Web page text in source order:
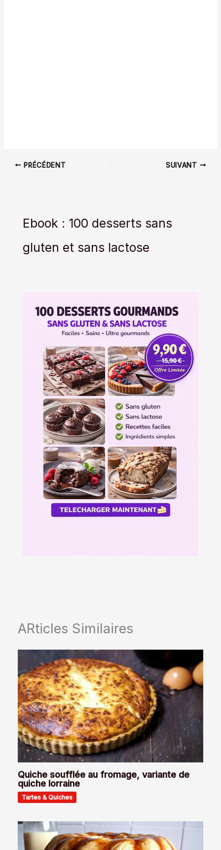
PRÉCÉDENT SUIVANT
Ebook : 100 desserts sans
gluten et sans lactose
ARticles Similaires
Quiche soufflée au fromage, variante de
quiche lorraine
Tartes & Quiches